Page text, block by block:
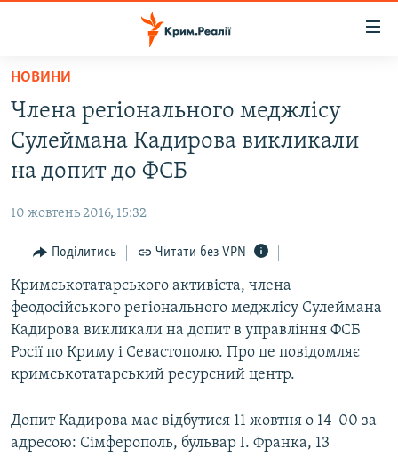
Перейти
основного
матеріалу
Перейти
до
основної
Перейти
пошуку
ВОДА.КРИМ
ВІДЕО ТА ФОТО
БЛОГИ
ПОГЛЯД
ІНТЕРВ'Ю
ВСЕ ЗА ДЕНЬ
СПЕЦПРОЕКТИ
ДЕПОРТАЦІЯ
ВІДЕОУРОКИ «ELIFBE»
СВІДЧЕННЯ ОКУПАЦІЇ
ЯК ОБІЙТИ БЛОКУВАННЯ
Русский
НОВИНИ
Члена регіонального меджлісу
Сулеймана Кадирова викликали
на допит до ФСБ
10 жовтень 2016, 15:32
Поділитись Читати без VPN
Кримськотатарського активіста, члена
феодосійського регіонального меджлісу Сулеймана
Кадирова викликали на допит в управління ФСБ
Росії по Криму і Севастополю. Про це повідомляє
кримськотатарський ресурсний центр.
Допит Кадирова має відбутися 11 жовтня о 14-00 за
адресою: Сімферополь, бульвар І. Франка, 13